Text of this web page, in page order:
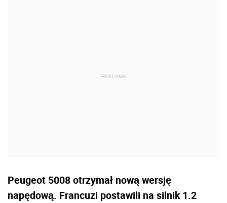
Peugeot 5008 otrzymał nową wersję
napędową. Francuzi postawili na silnik 1.2